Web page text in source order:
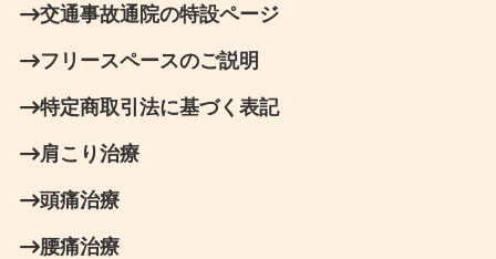
交通事故通院の特設ページ
フリースペースのご説明
特定商取引法に基づく表記
肩こり治療
頭痛治療
腰痛治療